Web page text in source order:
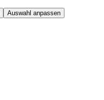
Auswahl anpassen